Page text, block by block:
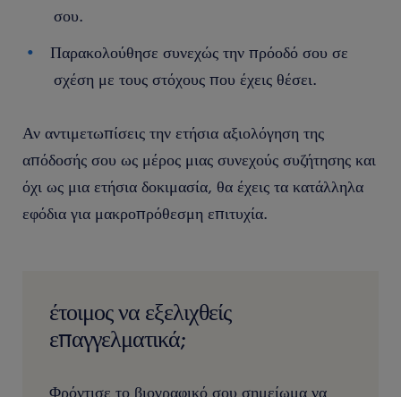
σου.
Παρακολούθησε συνεχώς την πρόοδό σου σε
σχέση με τους στόχους που έχεις θέσει.
Αν αντιμετωπίσεις την ετήσια αξιολόγηση της
απόδοσής σου ως μέρος μιας συνεχούς συζήτησης και
όχι ως μια ετήσια δοκιμασία, θα έχεις τα κατάλληλα
εφόδια για μακροπρόθεσμη επιτυχία.
έτοιμος να εξελιχθείς
επαγγελματικά;
Φρόντισε το βιογραφικό σου σημείωμα να